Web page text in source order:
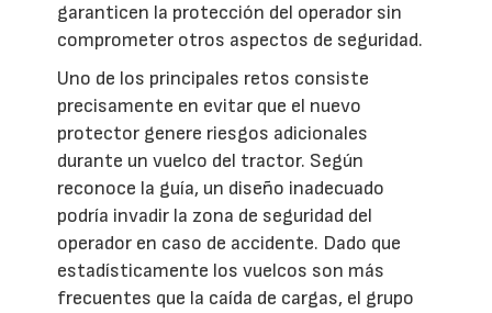
garanticen la protección del operador sin
comprometer otros aspectos de seguridad.
Uno de los principales retos consiste
precisamente en evitar que el nuevo
protector genere riesgos adicionales
durante un vuelco del tractor. Según
reconoce la guía, un diseño inadecuado
podría invadir la zona de seguridad del
operador en caso de accidente. Dado que
estadísticamente los vuelcos son más
frecuentes que la caída de cargas, el grupo